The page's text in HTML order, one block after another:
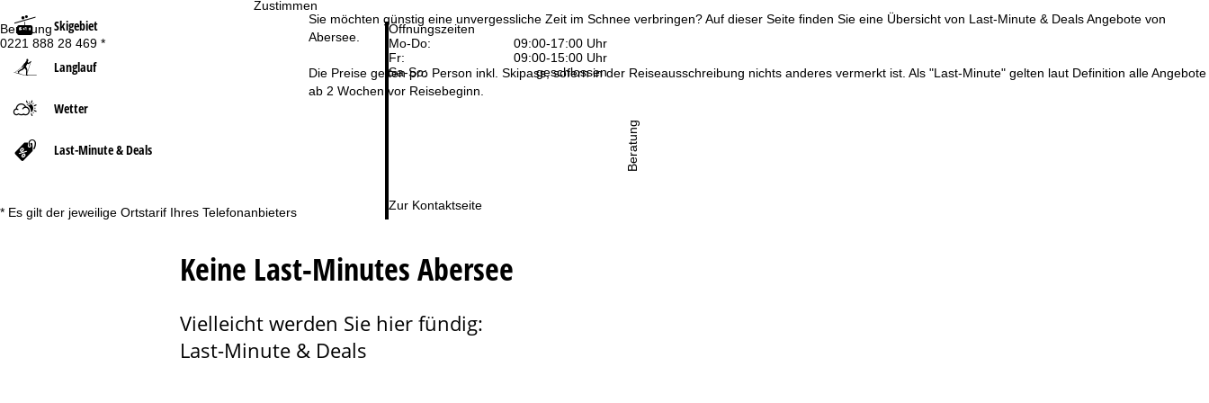
Zustimmen
Beratung
0221 888 28 469 *
* Es gilt der jeweilige Ortstarif Ihres Telefonanbieters
Öffnungszeiten
Mo-Do:
09:00-17:00 Uhr
Fr:
09:00-15:00 Uhr
Sa-So:
geschlossen
Zur Kontaktseite
Beratung
Skigebiet
Langlauf
Wetter
Last-Minute & Deals
r
t
e
Sie möchten günstig eine unvergessliche Zeit im Schnee verbringen? Auf dieser Seite finden Sie eine Übersicht von Last-Minute & Deals Angebote von
Abersee.
Die Preise gelten pro Person inkl. Skipass, sofern in der Reiseausschreibung nichts anderes vermerkt ist. Als "Last-Minute" gelten laut Definition alle Angebote
ab 2 Wochen vor Reisebeginn.
Keine Last-Minutes Abersee
Vielleicht werden Sie hier fündig:
Last-Minute & Deals